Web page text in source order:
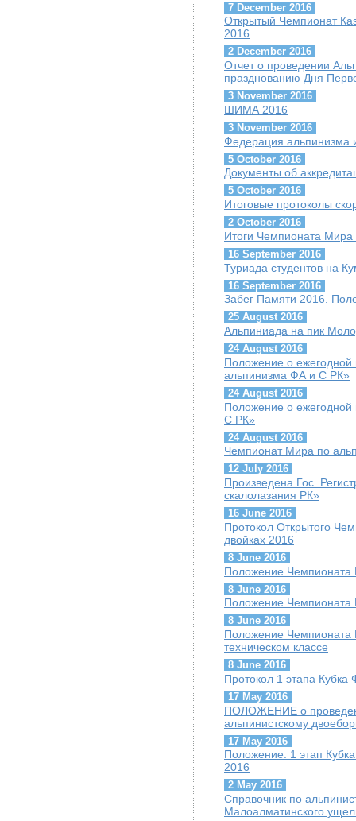
7 December 2016
Открытый Чемпионат
2016
2 December 2016
Отчет о проведении
празднованию Дня
3 November 2016
ШИМА 2016
3 November 2016
Федерация альпинизма
5 October 2016
Документы об
5 October 2016
Итоговые протоколы
2 October 2016
Итоги Чемпионата Мира
16 September 2016
Туриада студентов на
16 September 2016
Забег Памяти 2016.
25 August 2016
Альпиниада на пик
24 August 2016
Положение о ежегодной
альпинизма ФА и С РК»
24 August 2016
Положение о
С РК»
24 August 2016
Чемпионат Мира по
12 July 2016
Произведена Гос.
скалолазания РК»
16 June 2016
Протокол Открытого
двойках 2016
8 June 2016
Положение Чемпионата
8 June 2016
Положение Чемпионата
8 June 2016
Положение Чемпионата
техническом классе
8 June 2016
Протокол 1 этапа
17 May 2016
ПОЛОЖЕНИЕ о
альпинистскому
17 May 2016
Положение. 1 этап
2016
2 May 2016
Cправочник по
Малоалматинского